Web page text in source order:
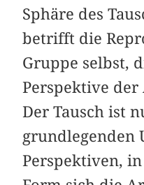
Sphäre des
betrifft die
Gruppe selbst,
Perspektive
Der Tausch ist
grundlegenden
Perspektiven,